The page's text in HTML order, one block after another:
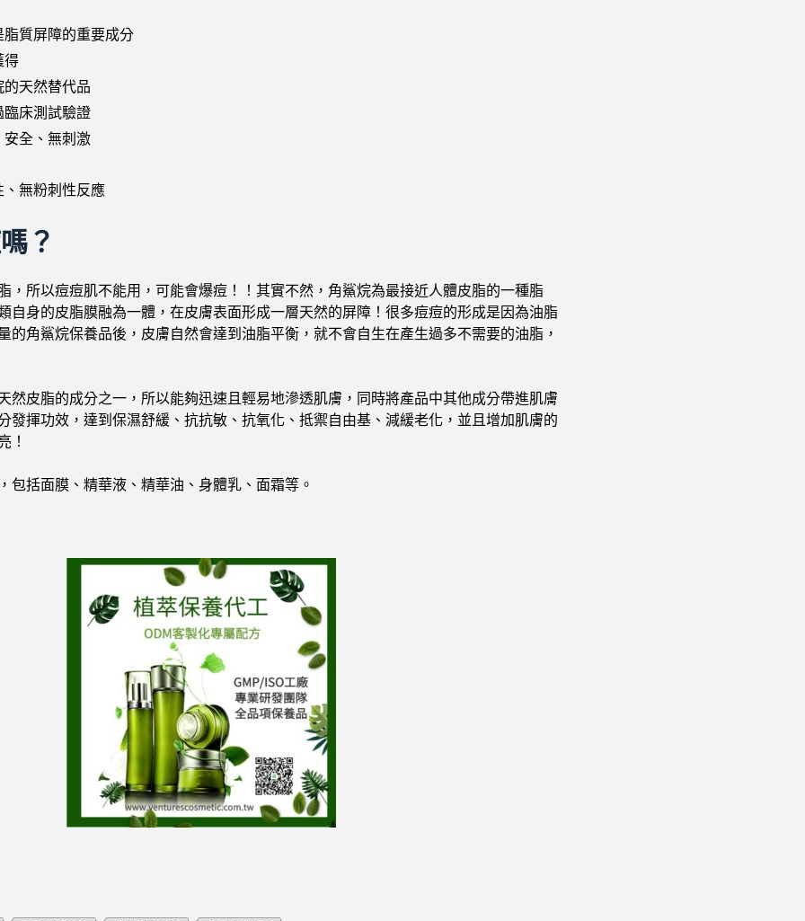
質屏障的重要成分
得
的天然替代品
臨床測試驗證
安全、無刺激
無粉刺性反應
？
，所以痘痘肌不能用，可能會爆痘！！其實不然，角鯊烷為最接近人體皮脂的一種脂
自身的皮脂膜融為一體，在皮膚表面形成一層天然的屏障！很多痘痘的形成是因為油脂
的角鯊烷保養品後，皮膚自然會達到油脂平衡，就不會自生在產生過多不需要的油脂，
然皮脂的成分之一，所以能夠迅速且輕易地滲透肌膚，同時將產品中其他成分帶進肌膚
發揮功效，達到保濕舒緩、抗抗敏、抗氧化、抵禦自由基、減緩老化，並且增加肌膚的
！
包括面膜、精華液、精華油、身體乳、面霜等。